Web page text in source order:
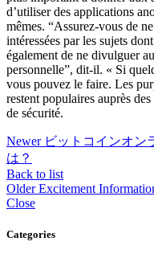
d’utiliser des applications
mêmes. “Assurez-vous de
intéressées par les sujets
également de ne divulguer
personnelle”, dit-il. « Si
vous pouvez le faire. Les
restent populaires auprès
de sécurité.
Newer ビットコインオン
は？
Back to list
Older Excitement
Close
Categories